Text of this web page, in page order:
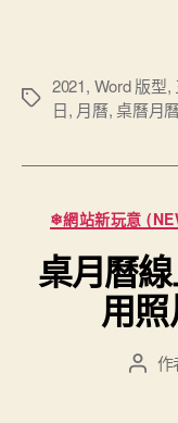
標
2021, Word 版型,
日, 月曆,桌曆月
❄網站新玩意
桌月曆
用
文 作